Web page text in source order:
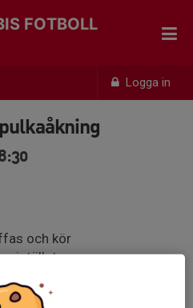
Logga in
FOTBOLL
och kör
istället.
åka på.